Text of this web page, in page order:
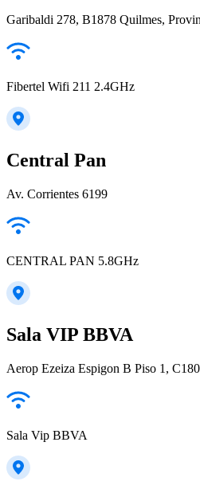
Garibaldi 278, B1878 Quilmes,
Fibertel Wifi 211 2.4GHz
Central Pan
Av. Corrientes 6199
CENTRAL PAN 5.8GHz
Sala VIP BBVA
Aerop Ezeiza Espigon B Piso 1,
Sala Vip BBVA